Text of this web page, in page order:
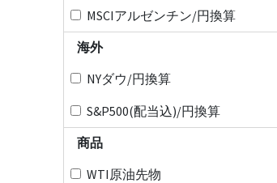
MSCIアルゼンチン/円換算
海外
NYダウ/円換算
S&P500(配当込)/円換算
商品
WTI原油先物